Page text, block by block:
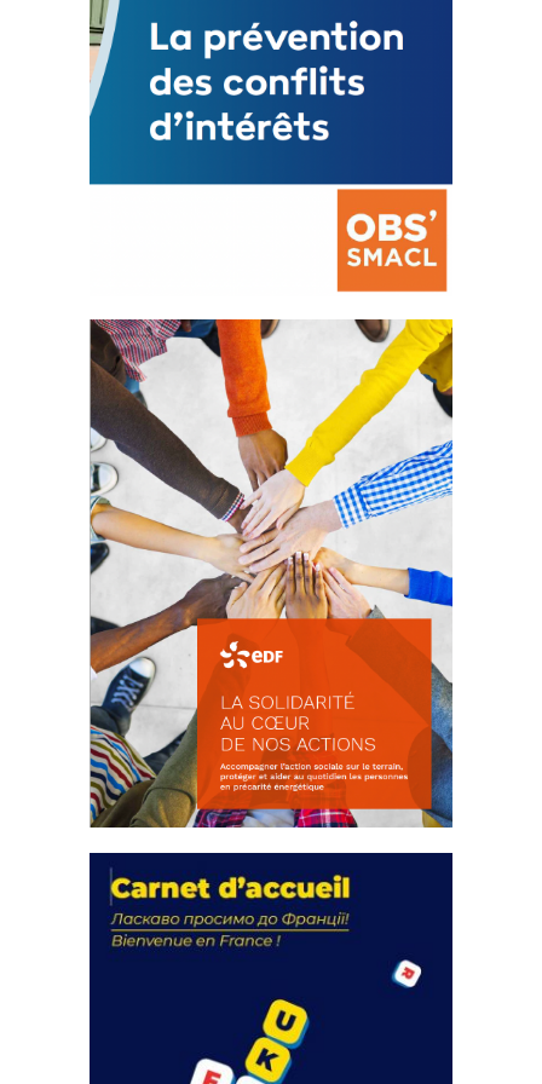
La prévention des conflits
d’intérêts
18 septembre 2023
FEUILLETER
actions
18 septembre 2023
FEUILLETER